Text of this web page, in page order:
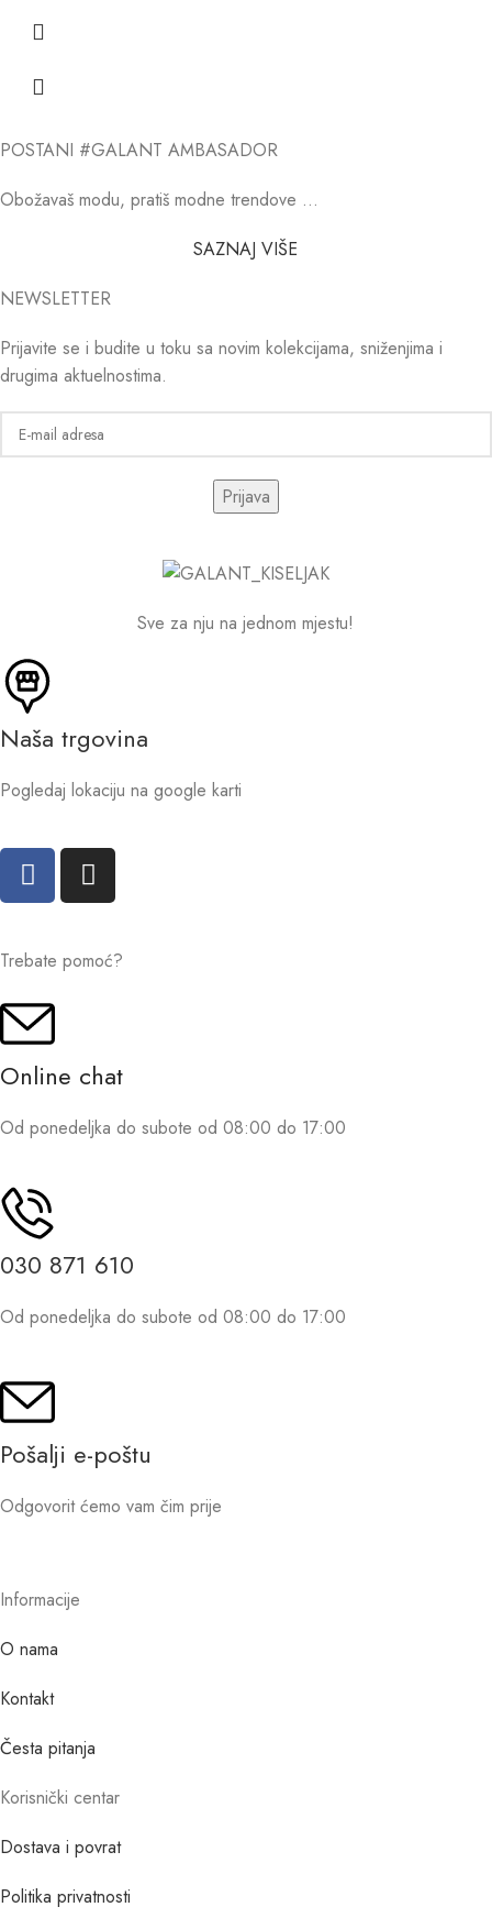
POSTANI #GALANT AMBASADOR
Obožavaš modu, pratiš modne trendove …
SAZNAJ VIŠE
NEWSLETTER
Prijavite se i budite u toku sa novim kolekcijama, sniženjima i
drugima aktuelnostima.
Sve za nju na jednom mjestu!
Naša trgovina
Pogledaj lokaciju na google karti
Trebate pomoć?
Online chat
Od ponedeljka do subote od 08:00 do 17:00
030 871 610
Od ponedeljka do subote od 08:00 do 17:00
Pošalji e-poštu
Odgovorit ćemo vam čim prije
Informacije
O nama
Kontakt
Česta pitanja
Korisnički centar
Dostava i povrat
Politika privatnosti